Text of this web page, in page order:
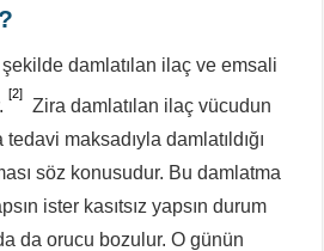
damlatılan ilaç ve emsali
[2]
Zira damlatılan ilaç vücudun
maksadıyla damlatıldığı
söz konusudur. Bu damlatma
ister kasıtsız yapsın durum
da orucu bozulur. O günün